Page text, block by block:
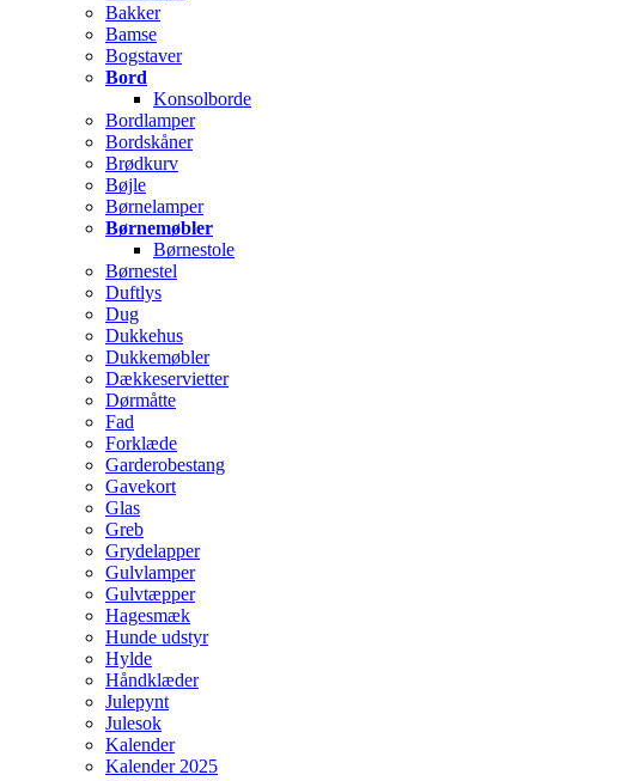
Bakker
Bamse
Bogstaver
Bord
Konsolborde
Bordlamper
Bordskåner
Brødkurv
Bøjle
Børnelamper
Børnemøbler
Børnestole
Børnestel
Duftlys
Dug
Dukkehus
Dukkemøbler
Dækkeservietter
Dørmåtte
Fad
Forklæde
Garderobestang
Gavekort
Glas
Greb
Grydelapper
Gulvlamper
Gulvtæpper
Hagesmæk
Hunde udstyr
Hylde
Håndklæder
Julepynt
Julesok
Kalender
Kalender 2025